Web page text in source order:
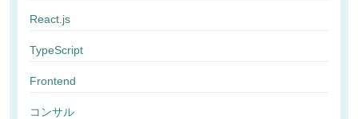
React.js
TypeScript
Frontend
コンサル